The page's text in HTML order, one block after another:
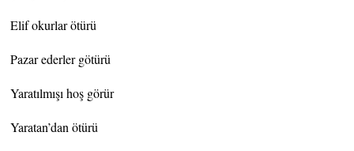
Elif okurlar ötürü
Pazar ederler götürü
Yaratılmışı hoş görür
Yaratan’dan ötürü